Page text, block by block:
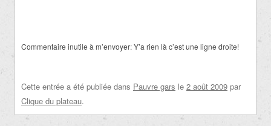
Commentaire inutile à m’envoyer: Y’a rien là c’est une ligne droite!
Cette entrée a été publiée dans Pauvre gars le 2 août 2009 par
Clique du plateau.